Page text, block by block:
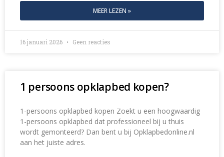
MEER LEZEN »
16 januari 2026 Geen reacties
1 persoons opklapbed kopen?
1-persoons opklapbed kopen Zoekt u een hoogwaardig
1-persoons opklapbed dat professioneel bij u thuis
wordt gemonteerd? Dan bent u bij Opklapbedonline.nl
aan het juiste adres.